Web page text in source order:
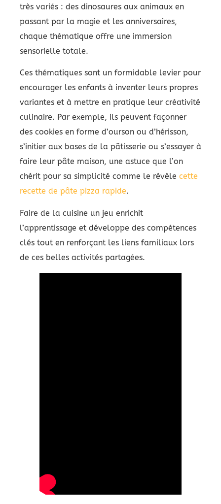
très variés : des dinosaures aux animaux en
passant par la magie et les anniversaires,
chaque thématique offre une immersion
sensorielle totale.
Ces thématiques sont un formidable levier pour
encourager les enfants à inventer leurs propres
variantes et à mettre en pratique leur créativité
culinaire. Par exemple, ils peuvent façonner
des cookies en forme d’ourson ou d’hérisson,
s’initier aux bases de la pâtisserie ou s’essayer à
faire leur pâte maison, une astuce que l’on
chérit pour sa simplicité comme le révèle cette
recette de pâte pizza rapide.
Faire de la cuisine un jeu enrichit
l’apprentissage et développe des compétences
clés tout en renforçant les liens familiaux lors
de ces belles activités partagées.